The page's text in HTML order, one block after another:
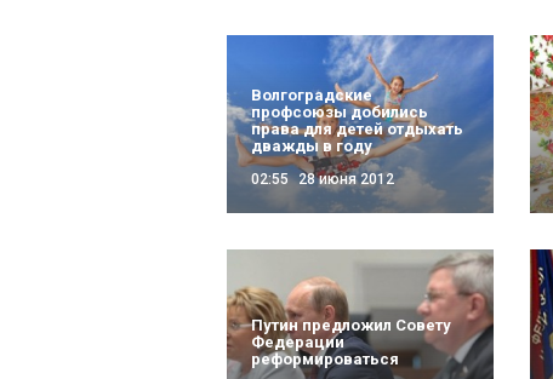
Волгоградские
профсоюзы добились
права для детей отдыхать
дважды в году
02:55 28 июня 2012
Путин предложил Совету
Федерации
реформироваться